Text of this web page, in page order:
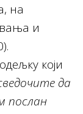
на
и
који
да
послан